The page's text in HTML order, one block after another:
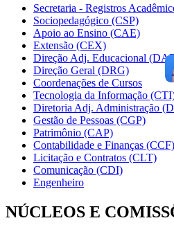
Secretaria - Registros
Sociopedagógico (CSP)
Apoio ao Ensino (CAE)
Extensão (CEX)
Direção Adj. Educacional
Direção Geral (DRG)
Coordenações de Cursos
Tecnologia da Informação
Diretoria Adj. Administração
Gestão de Pessoas (CGP)
Patrimônio (CAP)
Contabilidade e Finanças (CCF)
Licitação e Contratos (CLT)
Comunicação (CDI)
Engenheiro
NÚCLEOS E